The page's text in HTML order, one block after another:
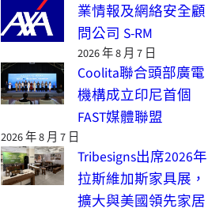
業情報及網絡安全顧
問公司 S-RM
2026 年 8 月 7 日
Coolita聯合頭部廣電
機構成立印尼首個
FAST媒體聯盟
2026 年 8 月 7 日
Tribesigns出席2026年
拉斯維加斯家具展，
擴大與美國領先家居